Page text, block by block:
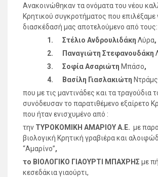
Ανακοινώθηκαν τα ονόματα του νέου
Κρητικού συγκροτήματος που επιλέξαμε
διασκέδασή μας αποτελούμενο από τους:
1. Στέλιο Ανδρουλιδάκη Λύρα,
2.
Παναγιώτη Στεφανουδάκη
3. Σοφία Ασαριώτη Μπάσο,
4.
Βασίλη Γιασλακιώτη Ντράμς
που με τις μαντινάδες και τα τραγούδια
συνόδευσαν το παρατιθέμενο εξαίρετο
που ήταν ενισχυμένο από :
την ΤΥΡΟΚΟΜΙΚΗ ΑΜΑΡΙΟΥ Α.Ε. με
βιολογική Κρητική γραβιέρα και
“Αμαρίνο”,
το ΒΙΟΛΟΓΙΚΟ ΓΙΑΟΥΡΤΙ ΜΠΑΧΡΗΣ με
κεσεδάκια γιαούρτι,